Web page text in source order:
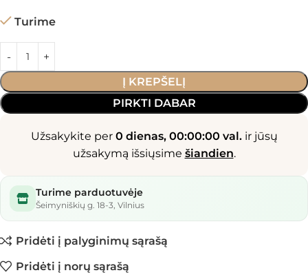
Turime
Į KREPŠELĮ
PIRKTI DABAR
Užsakykite per 0 dienas, 00:00:00 val.ir jūsų
užsakymą išsiųsime šiandien.
Turime parduotuvėje
Šeimyniškių g. 18-3, Vilnius
Pridėti į palyginimų sąrašą
Pridėti į norų sąrašą